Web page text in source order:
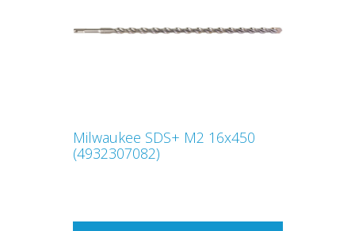
Milwaukee SDS+ M2 16x450
(4932307082)